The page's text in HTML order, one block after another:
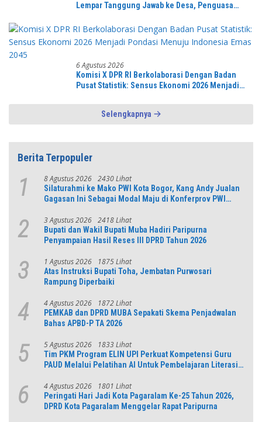
Lempar Tanggung Jawab ke Desa, Penguasa
6 Agustus 2026
Komisi X DPR RI Berkolaborasi Dengan Badan
Pusat Statistik: Sensus Ekonomi 2026 Menjadi
Selengkapnya
Berita Terpopuler
1 8 Agustus 2026 2430 Lihat
Silaturahmi ke Mako PWI Kota Bogor, Kang Andy Jualan
Gagasan Ini Sebagai Modal Maju di Konferprov PWI
2 3 Agustus 2026 2418 Lihat
Bupati dan Wakil Bupati Muba Hadiri Paripurna
Penyampaian Hasil Reses III DPRD Tahun 2026
3 1 Agustus 2026 1875 Lihat
Atas Instruksi Bupati Toha, Jembatan Purwosari
Rampung Diperbaiki
4 4 Agustus 2026 1872 Lihat
PEMKAB dan DPRD MUBA Sepakati Skema Penjadwalan
Bahas APBD-P TA 2026
5 5 Agustus 2026 1833 Lihat
Tim PKM Program ELIN UPI Perkuat Kompetensi Guru
PAUD Melalui Pelatihan AI Untuk Pembelajaran Literasi
6 4 Agustus 2026 1801 Lihat
Peringati Hari Jadi Kota Pagaralam Ke-25 Tahun 2026,
DPRD Kota Pagaralam Menggelar Rapat Paripurna